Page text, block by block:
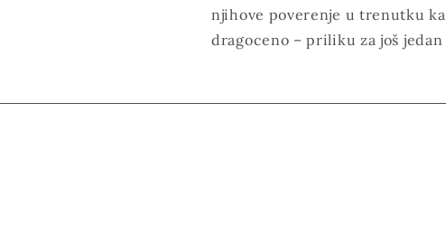
njihove poverenje u trenutku
dragoceno – priliku za još